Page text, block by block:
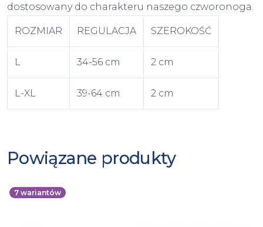
dostosowany do charakteru naszego czworonoga.
ROZMIAR REGULACJA SZEROKOŚĆ
L 34-56 cm 2 cm
L-XL 39-64 cm 2 cm
Powiązane produkty
7 wariantów